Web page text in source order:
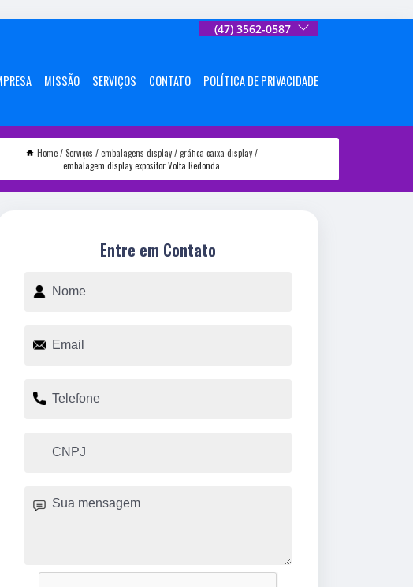
(47) 3562-0587
MISSÃO SERVIÇOS CONTATO POLÍTICA DE PRIVACIDADE
Home Serviços embalagens display
gráfica caixa display
embalagem display expositor Volta Redonda
Entre em Contato